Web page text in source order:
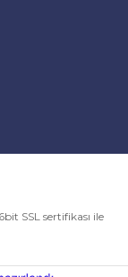
SSL sertifikası ile